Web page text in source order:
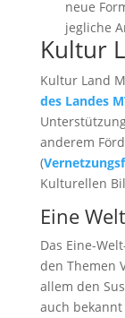
neue
jegliche
Kultur
Kultur Land
des Landes
anderem
(
Kulturellen
Eine
Das Eine-
den Themen
allem den
auch bekannt